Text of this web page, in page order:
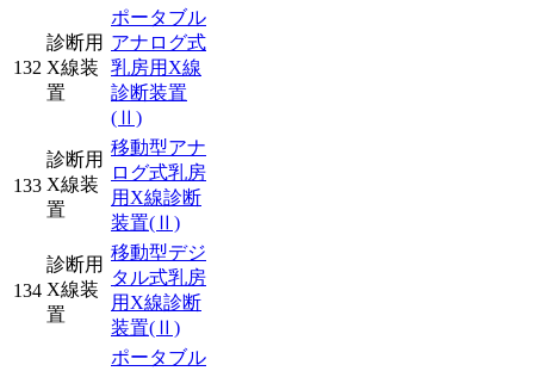
132
診断用
X線装
置
ポータブル
アナログ式
乳房用X線
診断装置
(Ⅱ)
133
診断用
X線装
置
移動型アナ
ログ式乳房
用X線診断
装置(Ⅱ)
134
診断用
X線装
置
移動型デジ
タル式乳房
用X線診断
装置(Ⅱ)
ポータブル